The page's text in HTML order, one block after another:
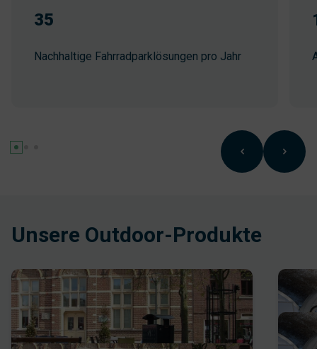
35
Nachhaltige Fahrradparklösungen pro Jahr
Unsere Outdoor-Produkte